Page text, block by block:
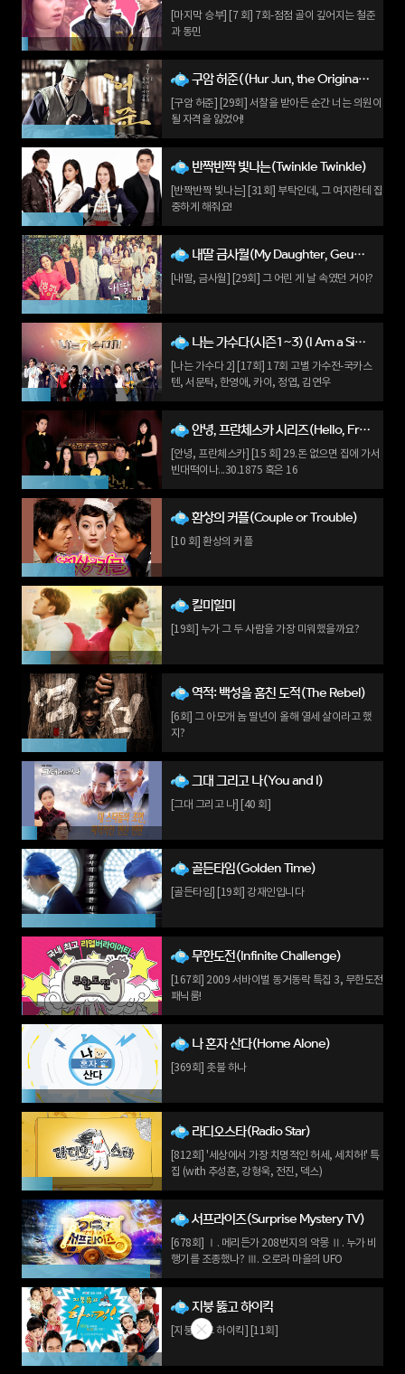
[마지막 승부] [7 회] 7회-점점 골이 깊어지는 철준
과 동민
구암 허준((Hur Jun, the Original Story)
[구암 허준] [29회] 서찰을 받아든 순간 너는 의원이
될 자격을 잃었어!
반짝반짝 빛나는(Twinkle Twinkle)
[반짝반짝 빛나는] [31회] 부탁인데, 그 여자한테 집
중하게 해줘요!
내딸 금사월(My Daughter, Geum Sa-weol)
[내딸, 금사월] [29회] 그 어린 게 날 속였던 거야?
나는 가수다(시즌1~3)(I Am a Singer)
[나는 가수다 2] [17회] 17회 고별 가수전-국카스
텐, 서문탁, 한영애, 카이, 정엽, 김연우
안녕, 프란체스카 시리즈(Hello, Francesca)
[안녕, 프란체스카] [15 회] 29.돈 없으면 집에 가서
빈대떡이나...30.1875 혹은 16
환상의 커플(Couple or Trouble)
[10 회] 환상의 커플
킬미힐미
[19회] 누가 그 두 사람을 가장 미워했을까요?
역적: 백성을 훔친 도적(The Rebel)
[6회] 그 아모개 놈 딸년이 올해 열세 살이라고 했
지?
그대 그리고 나(You and I)
[그대 그리고 나] [40 회]
골든타임(Golden Time)
[골든타임] [19회] 강재인입니다
무한도전(Infinite Challenge)
[167회] 2009 서바이벌 동거동락 특집 3, 무한도전
패닉룸!
나 혼자 산다(Home Alone)
[369회] 촛불 하나
라디오스타(Radio Star)
[812회] '세상에서 가장 치명적인 허세, 세치허!' 특
집 (with 추성훈, 강형욱, 전진, 덱스)
서프라이즈(Surprise Mystery TV)
[678회] Ⅰ. 메리든가 208번지의 악몽 Ⅱ. 누가 비
행기를 조종했나? Ⅲ. 오로라 마을의 UFO
지붕 뚫고 하이킥
[지붕 뚫고 하이킥] [11회]